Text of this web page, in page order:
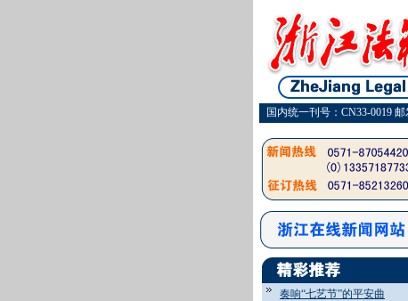
国内统一刊号：CN33-0019
奏响“七艺节”的平安曲